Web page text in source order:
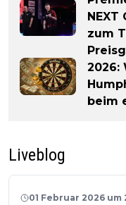
zum
2026:
beim
Liveblog
01 Februar 2026 um